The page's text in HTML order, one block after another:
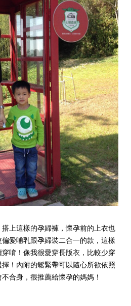
上這樣的孕婦褲，懷孕前的上衣也
愛哺乳跟孕婦裝二合一的款，這樣
唷！像我很愛穿長版衣，比較少穿
！內附的鬆緊帶可以隨心所欲依照
合身，很推薦給懷孕的媽媽！